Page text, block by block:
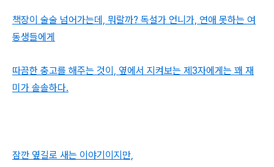
책장이 술술 넘어가는데, 뭐랄까? 독설가 언니가, 연애 못하는 여
동생들에게
따끔한 충고를 해주는 것이, 옆에서 지켜보는 제3자에게는 꽤 재
미가 솔솔하다.
잠깐 옆길로 새는 이야기이지만,